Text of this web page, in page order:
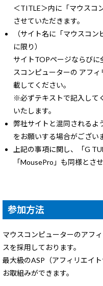
＜TITLE＞内に「マウスコ
させていただきます。
（サイト名に「マウスコ
に限り）
サイトTOPページならび
スコンピューターの アフ
載してください。
※必ずテキストで記入して
いたします。
弊社サイトと混同されるよ
をお願いする場合がござい
上記の事項に関し、「G
「MousePro」も同様とさ
参加方法
マウスコンピューターのアフ
スを採用しております。
最大級のASP（アフィリエイ
お取組みができます。